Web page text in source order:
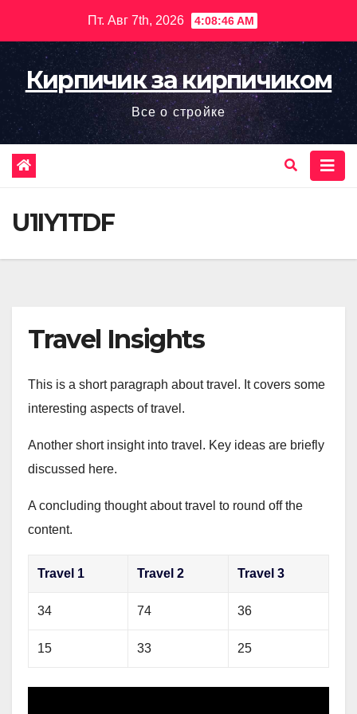
содержимому
Пт. Авг 7th, 2026 4:08:47 AM
Кирпичик за кирпичиком
Все о стройке
U1IY1TDF
Travel Insights
This is a short paragraph about travel. It covers some
interesting aspects of travel.
Another short insight into travel. Key ideas are briefly
discussed here.
A concluding thought about travel to round off the
content.
Travel 1 Travel 2 Travel 3
34 74 36
15 33 25